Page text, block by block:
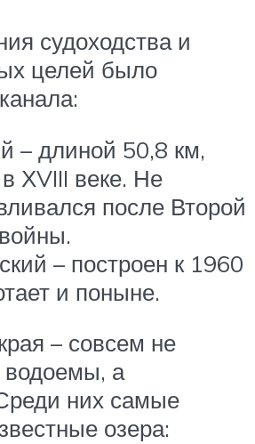
судоходства и
целей было
– длиной 50,8 км,
ХVIII веке. Не
после Второй
– построен к 1960
и поныне.
– совсем не
водоемы, а
них самые
озера: